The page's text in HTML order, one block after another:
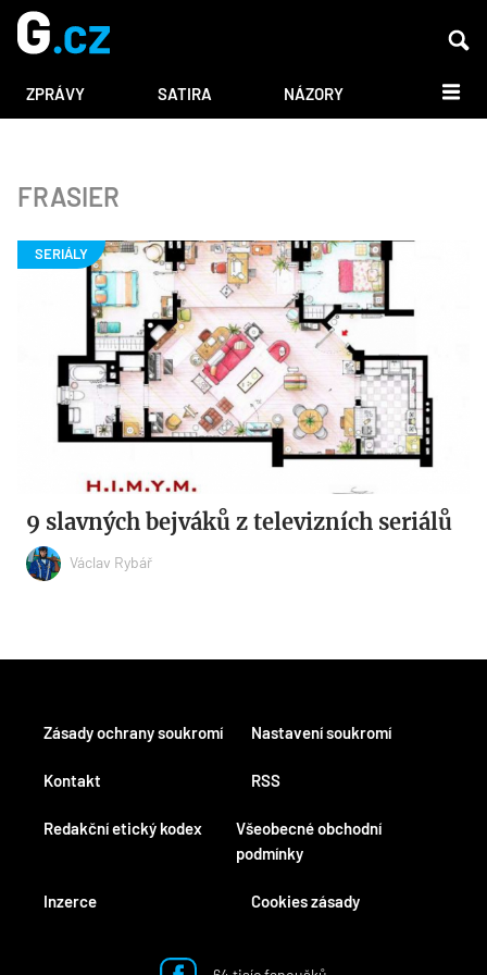
ZPRÁVY SATIRA NÁZORY DALŠÍ
FRASIER
9 slavných bejváků z televizních seriálů
Václav Rybář
Kontakt
Redakční etický kodex
Inzerce
RSS
Všeobecné obchodní
podmínky
Cookies zásady
Zásady ochrany soukromí Nastavení soukromí